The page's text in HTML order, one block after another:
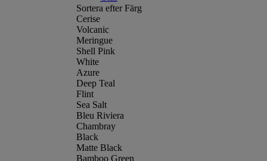
Sortera efter Färg
Cerise
Volcanic
Meringue
Shell Pink
White
Azure
Deep Teal
Flint
Sea Salt
Bleu Riviera
Chambray
Black
Matte Black
Bamboo Green